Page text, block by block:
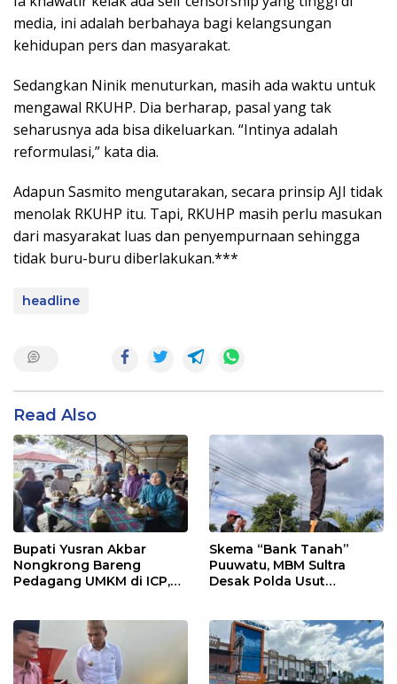
media, ini adalah berbahaya bagi kelangsungan
kehidupan pers dan masyarakat.
Sedangkan Ninik menuturkan, masih ada waktu untuk
mengawal RKUHP. Dia berharap, pasal yang tak
seharusnya ada bisa dikeluarkan. “Intinya adalah
reformulasi,” kata dia.
Adapun Sasmito mengutarakan, secara prinsip AJI tidak
menolak RKUHP itu. Tapi, RKUHP masih perlu masukan
dari masyarakat luas dan penyempurnaan sehingga
tidak buru-buru diberlakukan.***
headline
Read Also
Bupati Yusran Akbar
Nongkrong Bareng
Pedagang UMKM di ICP,
Kerakyatan
Skema “Bank Tanah”
Puuwatu, MBM Sultra
Desak Polda Usut